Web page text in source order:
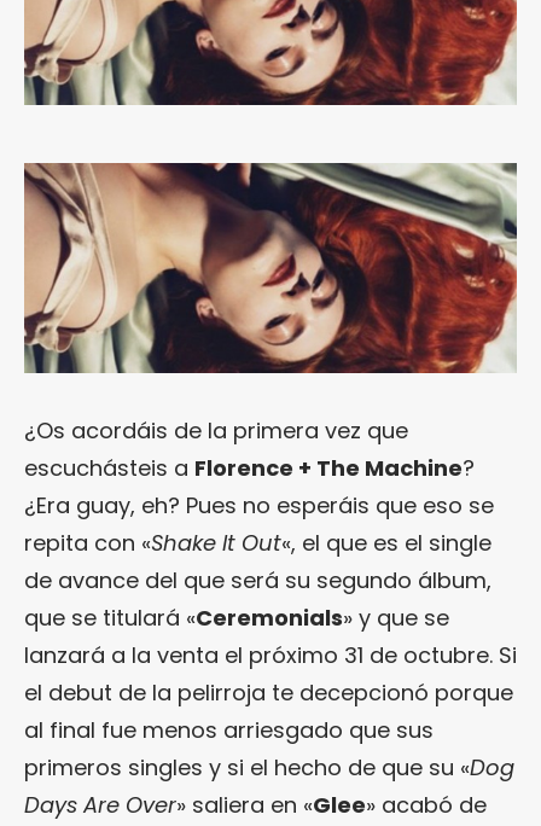
¿Os acordáis de la primera vez que
escuchásteis a Florence + The Machine?
¿Era guay, eh? Pues no esperáis que eso se
repita con «Shake It Out«, el que es el single
de avance del que será su segundo álbum,
que se titulará «Ceremonials» y que se
lanzará a la venta el próximo 31 de octubre. Si
el debut de la pelirroja te decepcionó porque
al final fue menos arriesgado que sus
primeros singles y si el hecho de que su «Dog
Days Are Over» saliera en «Glee» acabó de